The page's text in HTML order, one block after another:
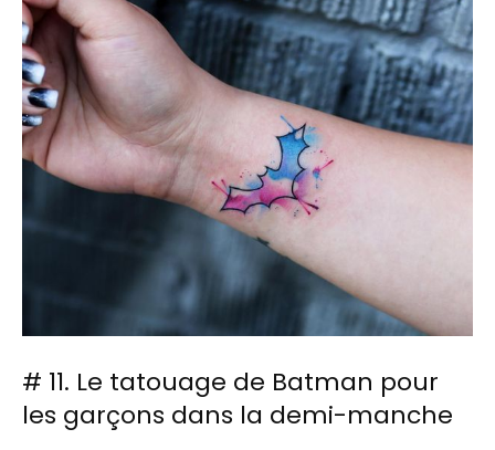
# 11. Le tatouage de Batman pour
les garçons dans la demi-manche